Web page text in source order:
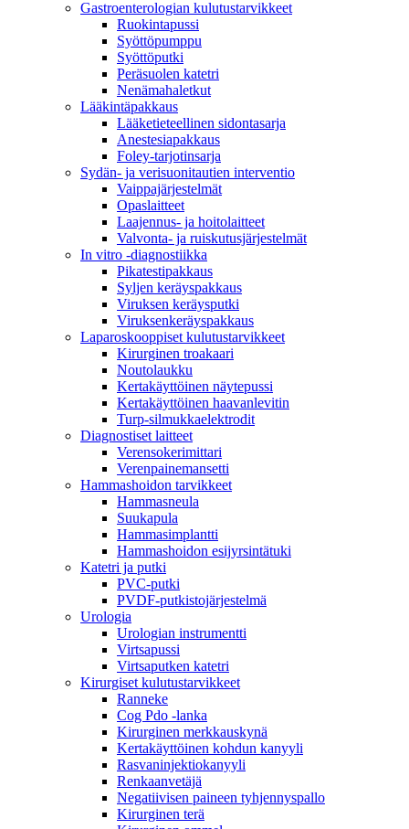
Gastroenterologian kulutustarvikkeet
Ruokintapussi
Syöttöpumppu
Syöttöputki
Peräsuolen katetri
Nenämahaletkut
Lääkintäpakkaus
Lääketieteellinen sidontasarja
Anestesiapakkaus
Foley-tarjotinsarja
Sydän- ja verisuonitautien interventio
Vaippajärjestelmät
Opaslaitteet
Laajennus- ja hoitolaitteet
Valvonta- ja ruiskutusjärjestelmät
In vitro -diagnostiikka
Pikatestipakkaus
Syljen keräyspakkaus
Viruksen keräysputki
Viruksenkeräyspakkaus
Laparoskooppiset kulutustarvikkeet
Kirurginen troakaari
Noutolaukku
Kertakäyttöinen näytepussi
Kertakäyttöinen haavanlevitin
Turp-silmukkaelektrodit
Diagnostiset laitteet
Verensokerimittari
Verenpainemansetti
Hammashoidon tarvikkeet
Hammasneula
Suukapula
Hammasimplantti
Hammashoidon esijyrsintätuki
Katetri ja putki
PVC-putki
PVDF-putkistojärjestelmä
Urologia
Urologian instrumentti
Virtsapussi
Virtsaputken katetri
Kirurgiset kulutustarvikkeet
Ranneke
Cog Pdo -lanka
Kirurginen merkkauskynä
Kertakäyttöinen kohdun kanyyli
Rasvaninjektiokanyyli
Renkaanvetäjä
Negatiivisen paineen tyhjennyspallo
Kirurginen terä